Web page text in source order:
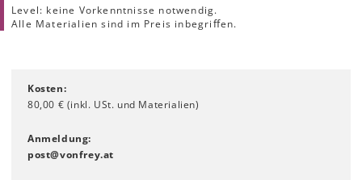
Level: keine Vorkenntnisse notwendig.
Alle Materialien sind im Preis inbegriﬀen.
Kosten:
80,00 € (inkl. USt. und Materialien)
Anmeldung:
post@vonfrey.at